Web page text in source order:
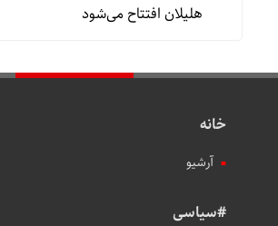
هلیلان افتتاح می‌شود
خانه
آرشیو
#سیاسی